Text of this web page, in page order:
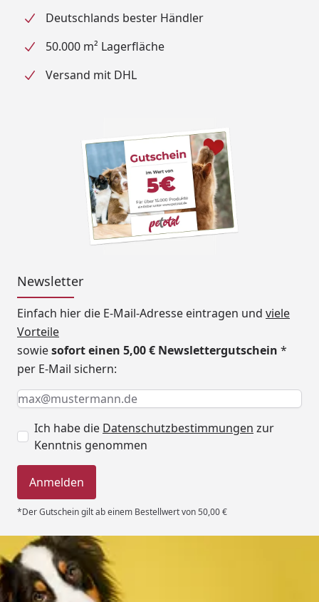
Deutschlands bester Händler
50.000 m² Lagerfläche
Versand mit DHL
Newsletter
Einfach hier die E-Mail-Adresse eintragen und viele
Vorteile
sowiesofort einen 5,00 € Newslettergutschein *
per E-Mail sichern:
Keine Eingabe erforderlich
Eingabe erforderlich
E-Mail *
Ich habe die Datenschutzbestimmungen zur
Kenntnis genommen
Anmelden
*Der Gutschein gilt ab einem Bestellwert von 50,00 €
Trusted Shops